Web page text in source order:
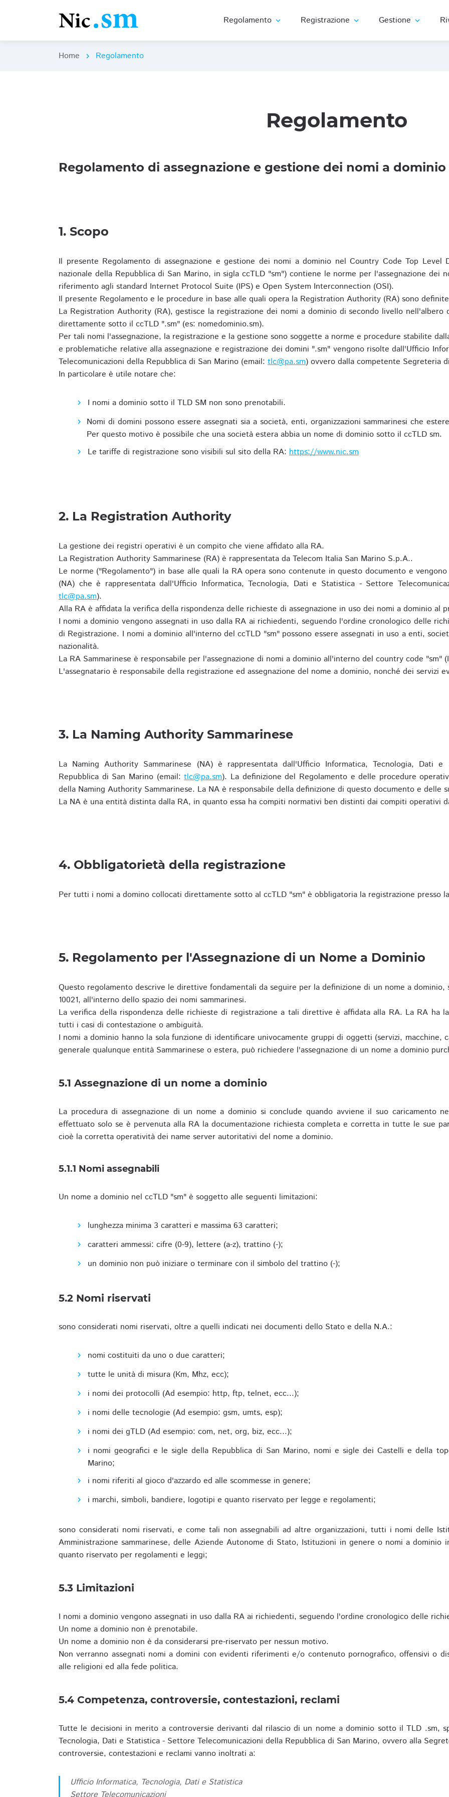
Regolamento expand_more Registrazione expand_more Gestione expand_more
Home chevron_right Regolamento
Regolamento
Regolamento di assegnazione e gestione dei nomi a dominio
1. Scopo
Il presente Regolamento di assegnazione e gestione dei nomi a dominio nel Country Code Top Level
nazionale della Repubblica di San Marino, in sigla ccTLD "sm") contiene le norme per l'assegnazione dei
riferimento agli standard Internet Protocol Suite (IPS) e Open System Interconnection (OSI).
Il presente Regolamento e le procedure in base alle quali opera la Registration Authority (RA) sono
La Registration Authority (RA), gestisce la registrazione dei nomi a dominio di secondo livello nell'albero
direttamente sotto il ccTLD ".sm" (es: nomedominio.sm).
Per tali nomi l'assegnazione, la registrazione e la gestione sono soggette a norme e procedure stabilite
e problematiche relative alla assegnazione e registrazione dei domini ".sm" vengono risolte dall'Ufficio
Telecomunicazioni della Repubblica di San Marino (email: tlc@pa.sm) ovvero dalla competente Segreteria
In particolare è utile notare che:
I nomi a dominio sotto il TLD SM non sono prenotabili.
Nomi di domini possono essere assegnati sia a società, enti, organizzazioni sammarinesi che
Per questo motivo è possibile che una società estera abbia un nome di dominio sotto il ccTLD sm.
Le tariffe di registrazione sono visibili sul sito della RA: https://www.nic.sm
2. La Registration Authority
La gestione dei registri operativi è un compito che viene affidato alla RA.
La Registration Authority Sammarinese (RA) è rappresentata da Telecom Italia San Marino S.p.A..
Le norme ("Regolamento") in base alle quali la RA opera sono contenute in questo documento e
(NA) che è rappresentata dall'Ufficio Informatica, Tecnologia, Dati e Statistica - Settore
tlc@pa.sm).
Alla RA è affidata la verifica della rispondenza delle richieste di assegnazione in uso dei nomi a dominio al
I nomi a dominio vengono assegnati in uso dalla RA ai richiedenti, seguendo l'ordine cronologico delle
di Registrazione. I nomi a dominio all'interno del ccTLD "sm" possono essere assegnati in uso a enti,
nazionalità.
La RA Sammarinese è responsabile per l'assegnazione di nomi a dominio all'interno del country code "sm"
L'assegnatario è responsabile della registrazione ed assegnazione del nome a dominio, nonché dei servizi
3. La Naming Authority Sammarinese
La Naming Authority Sammarinese (NA) è rappresentata dall'Ufficio Informatica, Tecnologia, Dati
Repubblica di San Marino (email:tlc@pa.sm). La definizione del Regolamento e delle procedure
della Naming Authority Sammarinese. La NA è responsabile della definizione di questo documento e delle
La NA è una entità distinta dalla RA, in quanto essa ha compiti normativi ben distinti dai compiti operativi
4. Obbligatorietà della registrazione
Per tutti i nomi a domino collocati direttamente sotto al ccTLD "sm" è obbligatoria la registrazione presso
5. Regolamento per l'Assegnazione di un Nome a Dominio
Questo regolamento descrive le direttive fondamentali da seguire per la definizione di un nome a
10021, all'interno dello spazio dei nomi sammarinesi.
La verifica della rispondenza delle richieste di registrazione a tali direttive è affidata alla RA. La RA ha
tutti i casi di contestazione o ambiguità.
I nomi a dominio hanno la sola funzione di identificare univocamente gruppi di oggetti (servizi, macchine,
generale qualunque entità Sammarinese o estera, può richiedere l'assegnazione di un nome a dominio
5.1 Assegnazione di un nome a dominio
La procedura di assegnazione di un nome a dominio si conclude quando avviene il suo caricamento
effettuato solo se è pervenuta alla RA la documentazione richiesta completa e corretta in tutte le sue
cioè la corretta operatività dei name server autoritativi del nome a dominio.
5.1.1 Nomi assegnabili
Un nome a dominio nel ccTLD "sm" è soggetto alle seguenti limitazioni:
lunghezza minima 3 caratteri e massima 63 caratteri;
caratteri ammessi: cifre (0-9), lettere (a-z), trattino (-);
un dominio non può iniziare o terminare con il simbolo del trattino (-);
5.2 Nomi riservati
sono considerati nomi riservati, oltre a quelli indicati nei documenti dello Stato e della N.A.:
nomi costituiti da uno o due caratteri;
tutte le unità di misura (Km, Mhz, ecc);
i nomi dei protocolli (Ad esempio: http, ftp, telnet, ecc...);
i nomi delle tecnologie (Ad esempio: gsm, umts, esp);
i nomi dei gTLD (Ad esempio: com, net, org, biz, ecc...);
i nomi geografici e le sigle della Repubblica di San Marino, nomi e sigle dei Castelli e della
Marino;
i nomi riferiti al gioco d'azzardo ed alle scommesse in genere;
i marchi, simboli, bandiere, logotipi e quanto riservato per legge e regolamenti;
sono considerati nomi riservati, e come tali non assegnabili ad altre organizzazioni, tutti i nomi delle
Amministrazione sammarinese, delle Aziende Autonome di Stato, Istituzioni in genere o nomi a dominio
quanto riservato per regolamenti e leggi;
5.3 Limitazioni
I nomi a dominio vengono assegnati in uso dalla RA ai richiedenti, seguendo l'ordine cronologico delle
Un nome a dominio non è prenotabile.
Un nome a dominio non è da considerarsi pre-riservato per nessun motivo.
Non verranno assegnati nomi a domini con evidenti riferimenti e/o contenuto pornografico, offensivi o
alle religioni ed alla fede politica.
5.4 Competenza, controversie, contestazioni, reclami
Tutte le decisioni in merito a controversie derivanti dal rilascio di un nome a dominio sotto il TLD .sm,
Tecnologia, Dati e Statistica - Settore Telecomunicazioni della Repubblica di San Marino, ovvero alla
controversie, contestazioni e reclami vanno inoltrati a:
Ufficio Informatica, Tecnologia, Dati e Statistica